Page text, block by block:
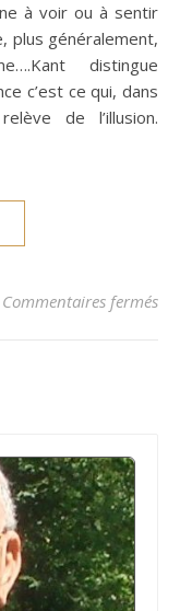
à voir ou à sentir
plus généralement,
distingue
c’est ce qui, dans
de l’illusion.
Commentaires fermés